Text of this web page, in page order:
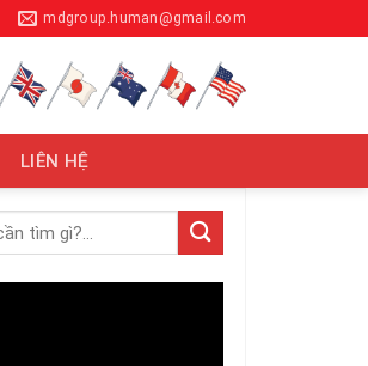
mdgroup.human@gmail.com
LIÊN HỆ